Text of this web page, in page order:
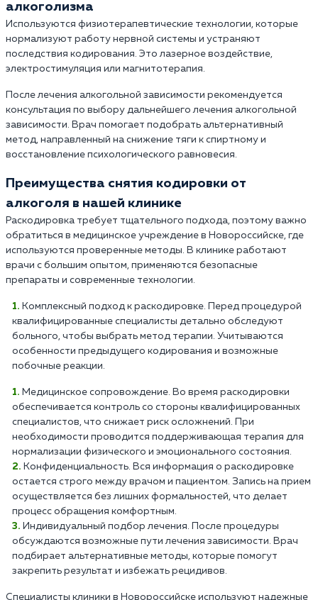
алкоголизма
Используются физиотерапевтические технологии, которые
нормализуют работу нервной системы и устраняют
последствия кодирования. Это лазерное воздействие,
электростимуляция или магнитотерапия.
После лечения алкогольной зависимости рекомендуется
консультация по выбору дальнейшего лечения алкогольной
зависимости. Врач помогает подобрать альтернативный
метод, направленный на снижение тяги к спиртному и
восстановление психологического равновесия.
Преимущества снятия кодировки от
алкоголя в нашей клинике
Раскодировка требует тщательного подхода, поэтому важно
обратиться в медицинское учреждение в Новороссийске, где
используются проверенные методы. В клинике работают
врачи с большим опытом, применяются безопасные
препараты и современные технологии.
Комплексный подход к раскодировке. Перед процедурой
квалифицированные специалисты детально обследуют
больного, чтобы выбрать метод терапии. Учитываются
особенности предыдущего кодирования и возможные
побочные реакции.
Медицинское сопровождение. Во время раскодировки
обеспечивается контроль со стороны квалифицированных
специалистов, что снижает риск осложнений. При
необходимости проводится поддерживающая терапия для
нормализации физического и эмоционального состояния.
Конфиденциальность. Вся информация о раскодировке
остается строго между врачом и пациентом. Запись на прием
осуществляется без лишних формальностей, что делает
процесс обращения комфортным.
Индивидуальный подбор лечения. После процедуры
обсуждаются возможные пути лечения зависимости. Врач
подбирает альтернативные методы, которые помогут
закрепить результат и избежать рецидивов.
Специалисты клиники в Новороссийске используют надежные